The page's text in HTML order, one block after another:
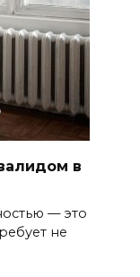
в
— это
не